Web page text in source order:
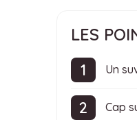
LES
Un
Cap